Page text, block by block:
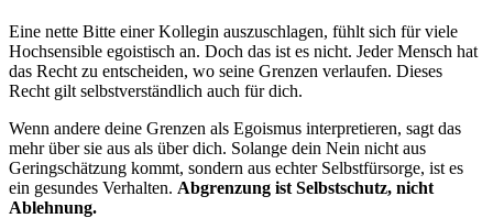
Eine nette Bitte einer Kollegin auszuschlagen, fühlt sich für viele
Hochsensible egoistisch an. Doch das ist es nicht. Jeder Mensch hat
das Recht zu entscheiden, wo seine Grenzen verlaufen. Dieses
Recht gilt selbstverständlich auch für dich.
Wenn andere deine Grenzen als Egoismus interpretieren, sagt das
mehr über sie aus als über dich. Solange dein Nein nicht aus
Geringschätzung kommt, sondern aus echter Selbstfürsorge, ist es
ein gesundes Verhalten. Abgrenzung ist Selbstschutz, nicht
Ablehnung.